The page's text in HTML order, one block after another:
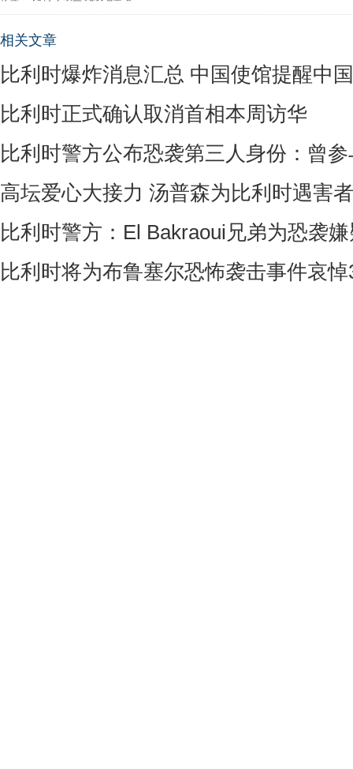
相关文章
比利时爆炸消息汇总 中国使馆提醒中
比利时正式确认取消首相本周访华
比利时警方公布恐袭第三人身份：曾
高坛爱心大接力 汤普森为比利时遇害
比利时警方：El Bakraoui兄弟为恐袭
比利时将为布鲁塞尔恐怖袭击事件哀悼